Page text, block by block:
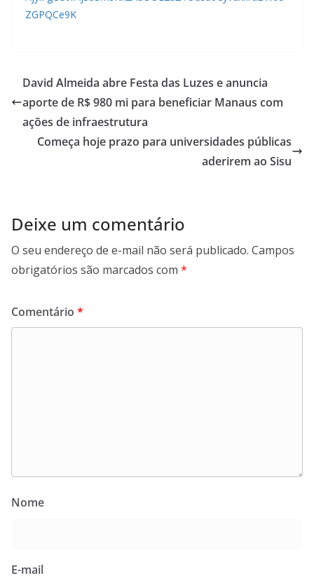
ZGPQCe9K
David Almeida abre Festa das Luzes e anuncia
aporte de R$ 980 mi para beneficiar Manaus com
ações de infraestrutura
Começa hoje prazo para universidades públicas
aderirem ao Sisu
Deixe um comentário
O seu endereço de e-mail não será publicado. Campos
obrigatórios são marcados com *
Comentário *
Nome
E-mail